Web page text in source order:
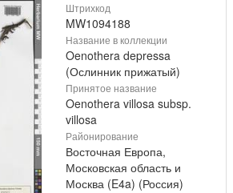
Штрихкод
MW1094188
Название в коллекции
Oenothera depressa
(Ослинник прижатый)
Принятое название
Oenothera villosa subsp.
villosa
Районирование
Восточная Европа,
Московская область и
Москва (E4a) (Россия)